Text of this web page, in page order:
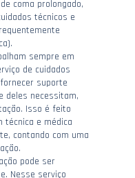
coma prolongado,
técnicos e
sempre em
de cuidados
suporte
deles necessitam,
Isso é feito
técnica e médica
contando com uma
pode ser
Nesse serviço